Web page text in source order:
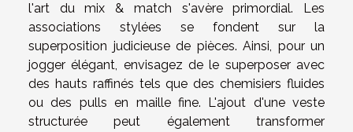
l'art du mix & match s'avère primordial. Les
associations stylées se fondent sur la
superposition judicieuse de pièces. Ainsi, pour un
jogger élégant, envisagez de le superposer avec
des hauts raffinés tels que des chemisiers fluides
ou des pulls en maille fine. L'ajout d'une veste
structurée peut également transformer